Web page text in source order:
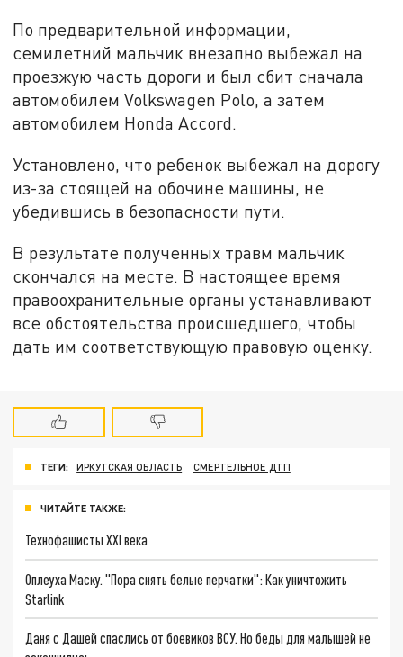
По предварительной информации,
семилетний мальчик внезапно выбежал на
проезжую часть дороги и был сбит сначала
автомобилем Volkswagen Polo, а затем
автомобилем Honda Accord.
Установлено, что ребенок выбежал на дорогу
из-за стоящей на обочине машины, не
убедившись в безопасности пути.
В результате полученных травм мальчик
скончался на месте. В настоящее время
правоохранительные органы устанавливают
все обстоятельства происшедшего, чтобы
дать им соответствующую правовую оценку.
ТЕГИ: ИРКУТСКАЯ ОБЛАСТЬ СМЕРТЕЛЬНОЕ ДТП
ЧИТАЙТЕ ТАКЖЕ:
Технофашисты XXI века
Оплеуха Маску. "Пора снять белые перчатки": Как уничтожить
Starlink
Даня с Дашей спаслись от боевиков ВСУ. Но беды для малышей не